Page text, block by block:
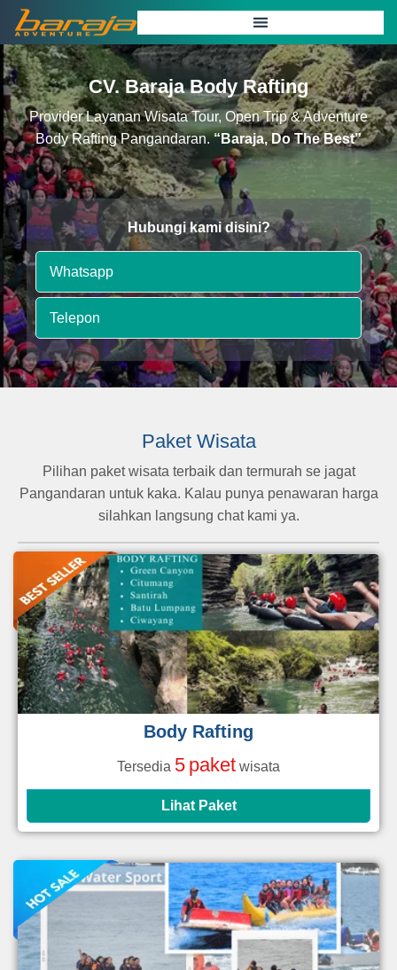
CV. Baraja Body Rafting
Provider Layanan Wisata Tour, Open Trip & Adventure
Body Rafting Pangandaran.“Baraja, Do The Best”
Hubungi kami disini?
Whatsapp
Telepon
Paket Wisata
Pilihan paket wisata terbaik dan termurah se jagat
Pangandaran untuk kaka. Kalau punya penawaran harga
silahkan langsung chat kami ya.
Body Rafting
Tersedia 5 paket wisata
Lihat Paket